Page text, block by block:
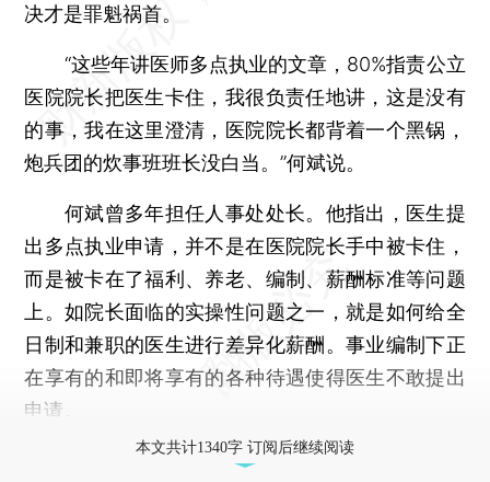
决才是罪魁祸首。
“这些年讲医师多点执业的文章，80%指责公立
医院院长把医生卡住，我很负责任地讲，这是没有
的事，我在这里澄清，医院院长都背着一个黑锅，
炮兵团的炊事班班长没白当。”何斌说。
何斌曾多年担任人事处处长。他指出，医生提
出多点执业申请，并不是在医院院长手中被卡住，
而是被卡在了福利、养老、编制、薪酬标准等问题
上。如院长面临的实操性问题之一，就是如何给全
日制和兼职的医生进行差异化薪酬。事业编制下正
在享有的和即将享有的各种待遇使得医生不敢提出
申请。
本文共计1340字 订阅后继续阅读